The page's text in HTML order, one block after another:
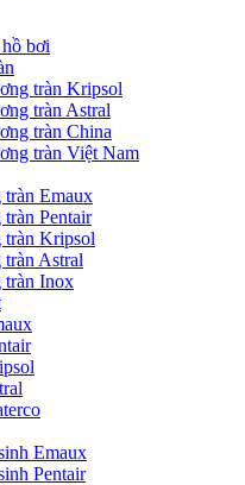
bơi
tràn Kripsol
tràn Astral
tràn China
tràn Việt Nam
Emaux
Pentair
tràn Kripsol
Astral
tràn Inox
Emaux
Pentair